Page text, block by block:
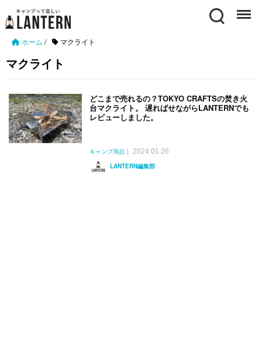
Search Menu
ホーム / マクライト
マクライト
どこまで売れるの？TOKYO CRAFTSの焚き火
台マクライト。 遅ればせながらLANTERNでも
レビューしました。
キャンプ用品
2024.01.26
LANTERN編集部